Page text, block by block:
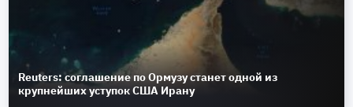
Reuters: соглашение по Ормузу станет одной из
крупнейших уступок США Ирану